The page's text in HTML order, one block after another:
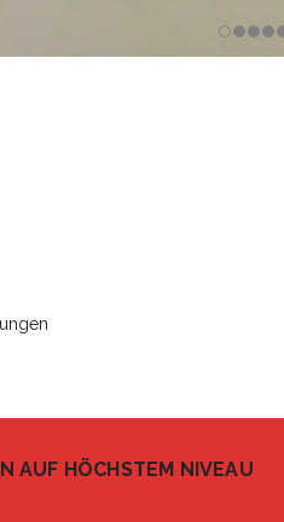
AUF HÖCHSTEM NIVEAU